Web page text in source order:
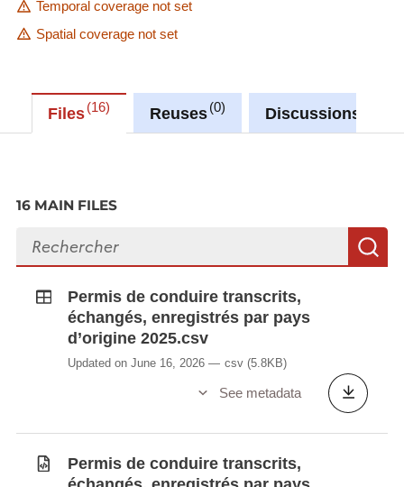
Temporal coverage not set
Spatial coverage not set
Files 16 Reuses 0 Discussions
16 MAIN FILES
Search files
Permis de conduire transcrits,
échangés, enregistrés par pays
d’origine 2025.csv
Updated on June 16, 2026 csv (5.8KB)
See metadata
Permis de conduire transcrits,